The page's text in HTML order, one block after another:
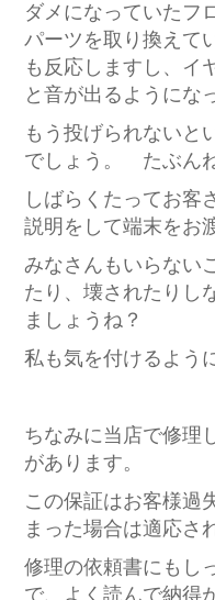
ダメになっていたフ
パーツを取り換えて
も反応しますし、イ
と音が出るようにな
もう投げられないと
でしょう。 たぶんね
しばらくたってお客
説明をして端末をお
みなさんもいらない
たり、壊されたりし
ましょうね？
私も気を付けるよう
ちなみに当店で修理
があります。
この保証はお客様過
まった場合は適応さ
修理の依頼書にもし
で、よく読んで納得